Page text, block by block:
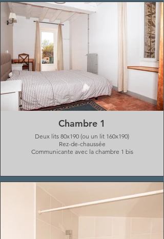
Chambre 1
Deux lits 80x190 (ou un lit 160x190)
Rez-de-chaussée
Communicante avec la chambre 1 bis